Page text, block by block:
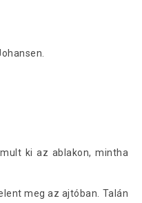
ki az ablakon, mintha
meg az ajtóban. Talán